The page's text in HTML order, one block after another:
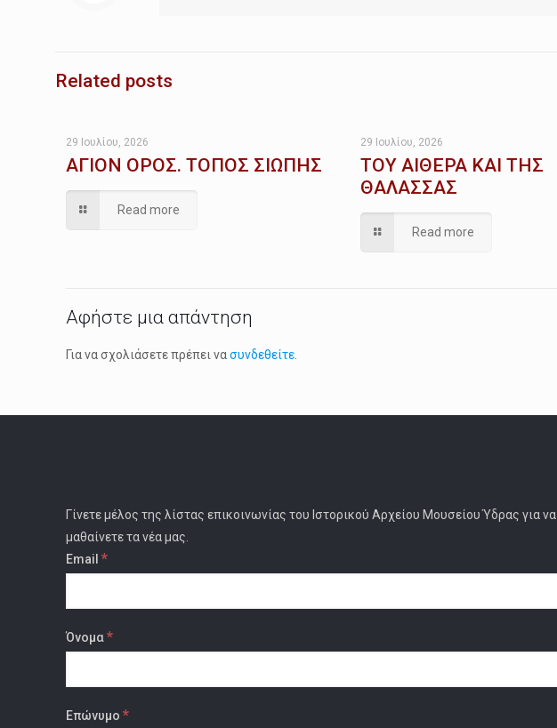
Related posts
29 Ιουλίου, 2026
ΑΓΙΟΝ ΟΡΟΣ. ΤΟΠΟΣ ΣΙΩΠΗΣ
Read more
29 Ιουλίου, 2026
ΤΟΥ ΑΙΘΕΡΑ ΚΑΙ ΤΗΣ
ΘΑΛΑΣΣΑΣ
Read more
Αφήστε μια απάντηση
Για να σχολιάσετε πρέπει νασυνδεθείτε
Γίνετε μέλος της λίστας επικοινωνίας του Ιστορικού Αρχείου Μουσείου Ύδρας για να
μαθαίνετε τα νέα μας.
Email *
Όνομα*
Επώνυμο *